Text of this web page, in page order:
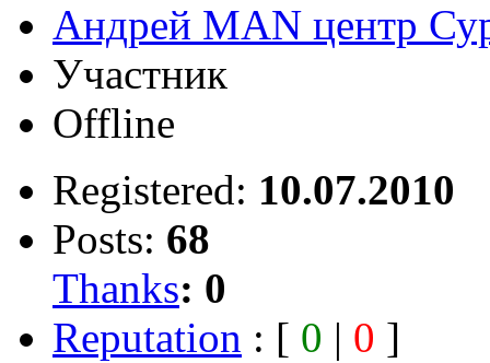
Андрей MAN центр
Участник
Offline
Registered: 10.07.2010
Posts: 68
Thanks: 0
Reputation : [ 0 | 0 ]